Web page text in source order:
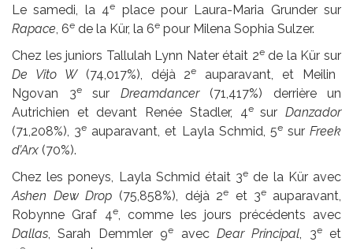
Le samedi, la 4e
place pour Laura-Maria Grunder sur
Rapace, 6e de la Kür, la 6e pour Milena Sophia Sulzer.
Chez les juniors Tallulah Lynn Nater était 2ede la Kür sur
De Vito W(74,017%), déjà 2e
auparavant, et Meilin
Ngovan 3esur Dreamdancer(71,417%) derrière un
Autrichien et devant Renée Stadler, 4e surDanzador
(71,208%), 3e auparavant, et Layla Schmid, 5esur Freek
d’Arx (70%).
Chez les poneys, Layla Schmid était 3e de la Kür avec
Ashen Dew Drop (75,858%), déjà 2e et 3e auparavant,
Robynne Graf 4e, comme les jours précédents avec
Dallas, Sarah Demmler 9e avec Dear Principal, 3eet